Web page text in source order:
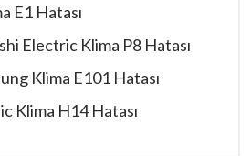
E1 Hatası
Electric Klima P8 Hatası
Klima E101 Hatası
Klima H14 Hatası